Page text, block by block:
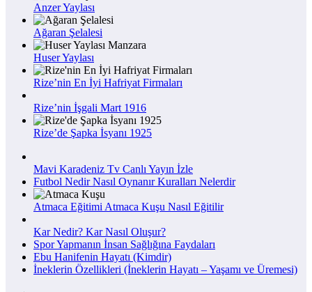
Anzer Yaylası
Ağaran Şelalesi
Huser Yaylası
Rize’nin En İyi Hafriyat Firmaları
Rize’nin İşgali Mart 1916
Rize’de Şapka İsyanı 1925
Mavi Karadeniz Tv Canlı Yayın İzle
Futbol Nedir Nasıl Oynanır Kuralları Nelerdir
Atmaca Eğitimi Atmaca Kuşu Nasıl Eğitilir
Kar Nedir? Kar Nasıl Oluşur?
Spor Yapmanın İnsan Sağlığına Faydaları
Ebu Hanifenin Hayatı (Kimdir)
İneklerin Özellikleri (İneklerin Hayatı – Yaşamı ve Üremesi)